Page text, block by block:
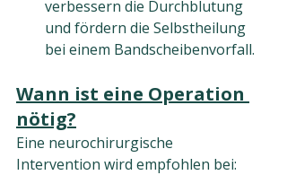
verbessern die Durchblutung
und fördern die Selbstheilung
bei einem Bandscheibenvorfall.
Wann ist eine Operation
nötig?
Eine neurochirurgische
Intervention wird empfohlen bei: